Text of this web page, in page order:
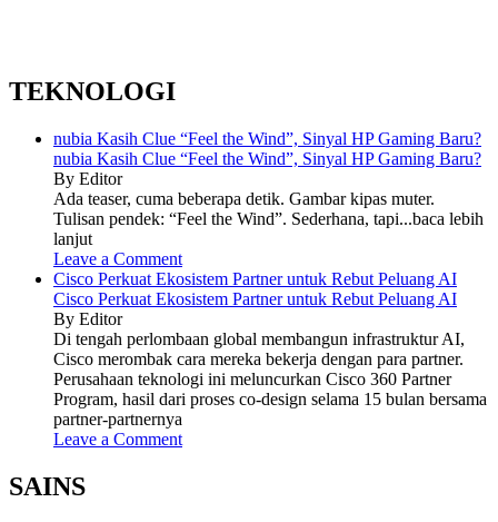
TEKNOLOGI
nubia Kasih Clue “Feel the Wind”, Sinyal HP Gaming Baru?
nubia Kasih Clue “Feel the Wind”, Sinyal HP Gaming Baru?
By Editor
Ada teaser, cuma beberapa detik. Gambar kipas muter.
Tulisan pendek: “Feel the Wind”. Sederhana, tapi...baca lebih
lanjut
Leave a Comment
Cisco Perkuat Ekosistem Partner untuk Rebut Peluang AI
Cisco Perkuat Ekosistem Partner untuk Rebut Peluang AI
By Editor
Di tengah perlombaan global membangun infrastruktur AI,
Cisco merombak cara mereka bekerja dengan para partner.
Perusahaan teknologi ini meluncurkan Cisco 360 Partner
Program, hasil dari proses co-design selama 15 bulan bersama
partner-partnernya
Leave a Comment
SAINS